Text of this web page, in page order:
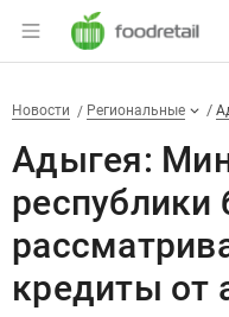
Раздел
Адыгея:
Новости
Разделы
Новости Региональные
Адыгея:
республики
кредиты от